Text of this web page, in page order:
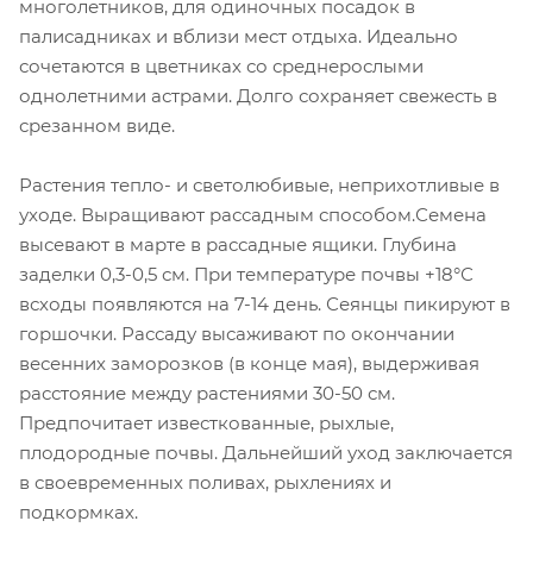
многолетников, для одиночных посадок в
палисадниках и вблизи мест отдыха. Идеально
сочетаются в цветниках со среднерослыми
однолетними астрами. Долго сохраняет свежесть в
срезанном виде.
Растения тепло- и светолюбивые, неприхотливые в
уходе. Выращивают рассадным способом.Семена
высевают в марте в рассадные ящики. Глубина
заделки 0,3-0,5 см. При температуре почвы +18°С
всходы появляются на 7-14 день. Сеянцы пикируют в
горшочки. Рассаду высаживают по окончании
весенних заморозков (в конце мая), выдерживая
расстояние между растениями 30-50 см.
Предпочитает известкованные, рыхлые,
плодородные почвы. Дальнейший уход заключается
в своевременных поливах, рыхлениях и
подкормках.